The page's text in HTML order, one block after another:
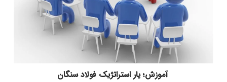
آموزش؛ یار استراتژیک فولاد سنگان